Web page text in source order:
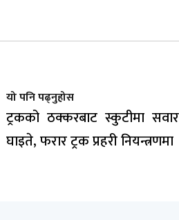
यो पनि पढ्नुहोस
ट्रकको ठक्करबाट स्कुटीमा
घाइते, फरार ट्रक प्रहरी नियन्त्रणमा